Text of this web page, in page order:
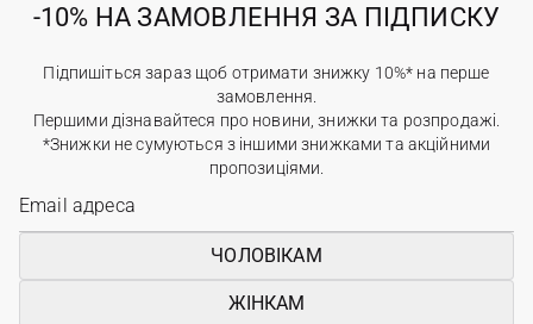
-10% НА ЗАМОВЛЕННЯ ЗА ПІДПИСКУ
Підпишіться зараз щоб отримати знижку 10%* на перше
замовлення.
Першими дізнавайтеся про новини, знижки та розпродажі.
*Знижки не сумуються з іншими знижками та акційними
пропозиціями.
ЧОЛОВІКАМ
ЖІНКАМ